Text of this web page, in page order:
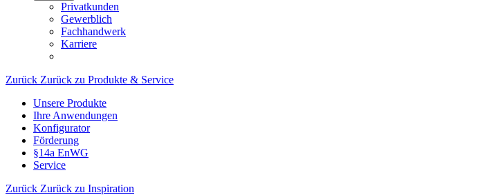
Privatkunden
Gewerblich
Fachhandwerk
Karriere
Zurück Zurück zu Produkte & Service
Unsere Produkte
Ihre Anwendungen
Konfigurator
Förderung
§14a EnWG
Service
Zurück Zurück zu Inspiration